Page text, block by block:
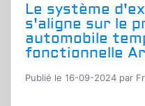
Le système
s'aligne sur le
automobile
fonctionnelle
Publié le 16-09-2024 par